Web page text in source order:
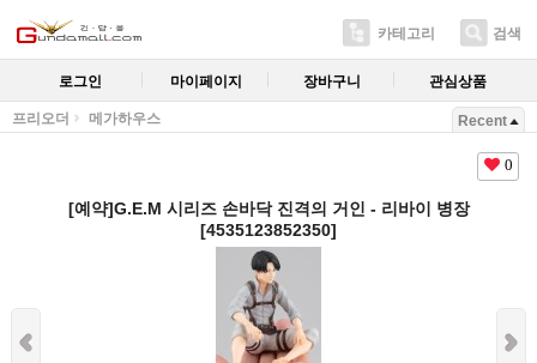
카테고리 검색
로그인 마이페이지 장바구니 관심상품
프리오더 메가하우스 Recent
0
[예약]G.E.M 시리즈 손바닥 진격의 거인 - 리바이 병장
[4535123852350]